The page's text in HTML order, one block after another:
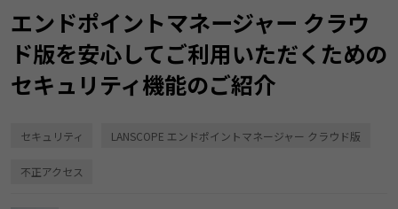
エンドポイントマネージャー クラウ
ド版を安心してご利用いただくための
セキュリティ機能のご紹介
セキュリティ LANSCOPE エンドポイントマネージャー クラウド版
不正アクセス